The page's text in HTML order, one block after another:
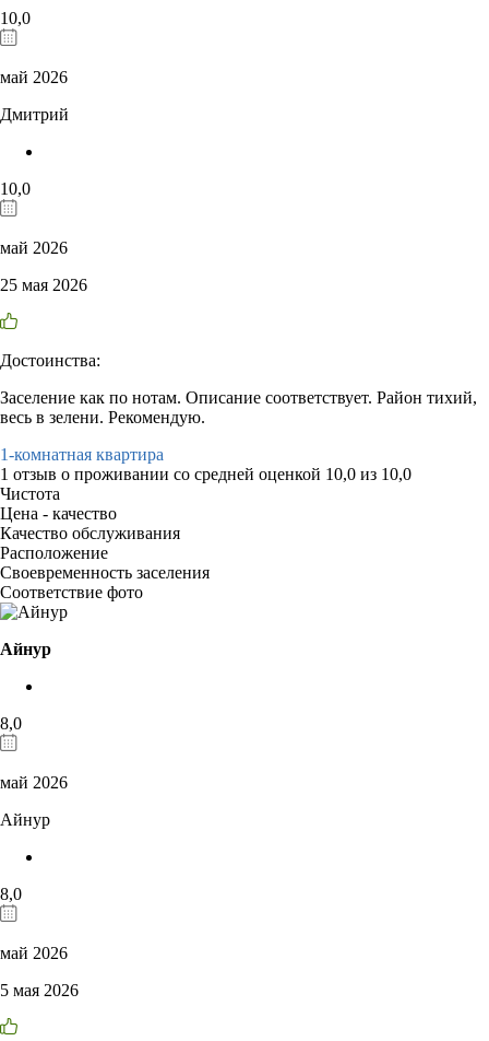
10,0
май 2026
Дмитрий
10,0
май 2026
25 мая 2026
Достоинства:
Заселение как по нотам. Описание соответствует. Район тихий,
весь в зелени. Рекомендую.
1-комнатная квартира
1 отзыв о проживании со средней оценкой 10,0 из 10,0
Чистота
Цена - качество
Качество обслуживания
Расположение
Своевременность заселения
Соответствие фото
Айнур
8,0
май 2026
Айнур
8,0
май 2026
5 мая 2026